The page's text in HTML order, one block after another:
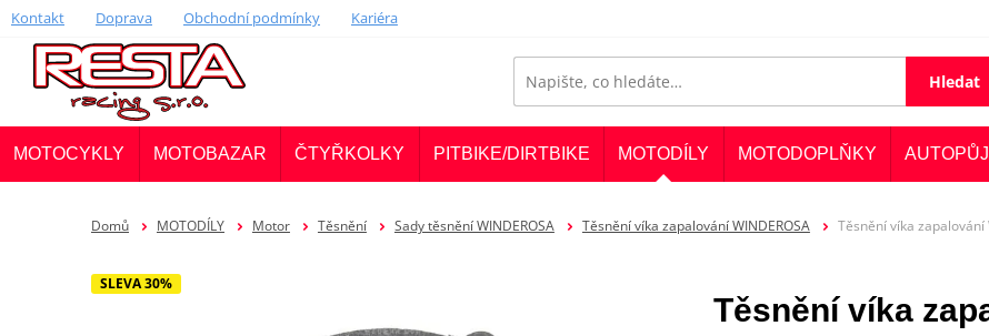
Kontakt Doprava Obchodní podmínky Kariéra
Hledat
MOTOCYKLY MOTOBAZAR ČTYŘKOLKY PITBIKE/DIRTBIKE MOTODÍLY MOTODOPLŇKY
Domů MOTODÍLY Motor Těsnění Sady těsnění WINDEROSA Těsnění víka zapalování WINDEROSA Těsnění víka zapalování
SLEVA 30%
Těsnění víka